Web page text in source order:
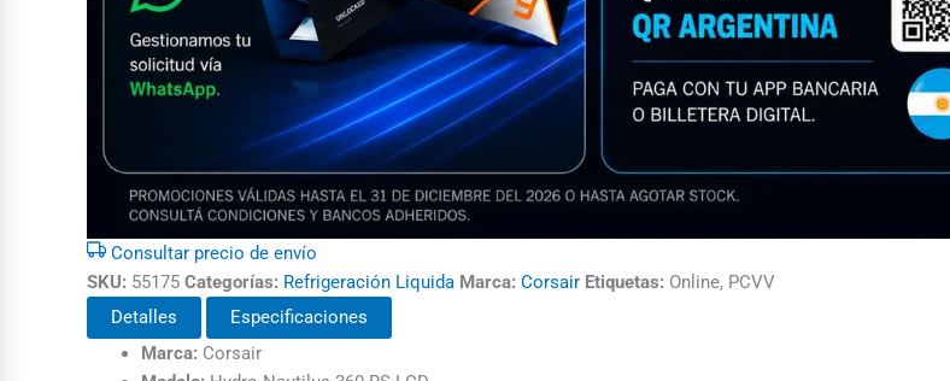
Consultar precio de envío
SKU: 55175 Categorías: Refrigeración Liquida Marca: Corsair Etiquetas: Online, PCVV
Detalles
Especificaciones
Marca: Corsair